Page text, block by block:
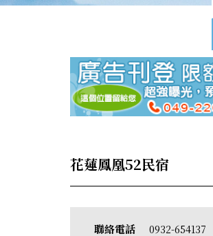
花蓮鳳凰52民宿
聯絡電話 0932-654137